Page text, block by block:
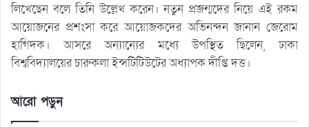
লিখেছেন বলে তিনি উল্লেখ করেন। নতুন প্রজন্মদের নিয়ে এই রকম
আয়োজনের প্রশংসা করে আয়োজকদের অভিনন্দন জানান জেরোম
হাগিদক। আসরে অন্যান্যের মধ্যে উপস্থিত ছিলেন, ঢাকা
বিশ্ববিদ্যালয়ের চারুকলা ইন্সটিটিউটের অধ্যাপক দীপ্তি দত্ত।
আরো পড়ুন